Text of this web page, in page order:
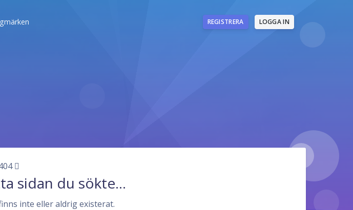
REGISTRERA LOGGA IN
sidan du sökte...
inte eller aldrig existerat.